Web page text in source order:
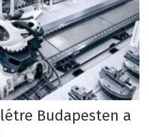
Budapesten a